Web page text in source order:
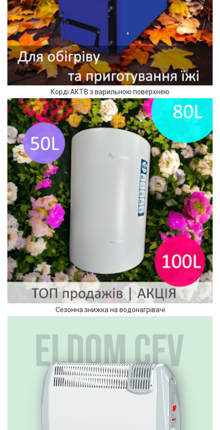
Корді АКТВ з варильною поверхнею
Сезонна знижка на водонагрівачі